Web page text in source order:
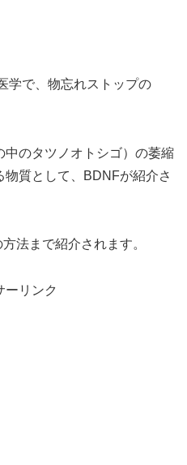
学で、物忘れストップの
中のタツノオトシゴ）の萎縮
質として、BDNFが紹介さ
法まで紹介されます。
ーリンク